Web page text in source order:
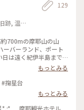
跡, 温
129
700mの摩耶山の山
ーバーランド、ポート
は遠く紀伊半島まで
ビューライン』 摩耶ケ
耶観光ホテル前） ↓ロ
に乗るAyu#掬星台#こ
もっとみる
星台へ #夜景 #掬星台
もっとみる